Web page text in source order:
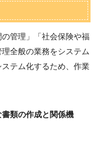
管理」「社会保険や福
全般の業務をシステム
テム化するため、作業
類の作成と関係機